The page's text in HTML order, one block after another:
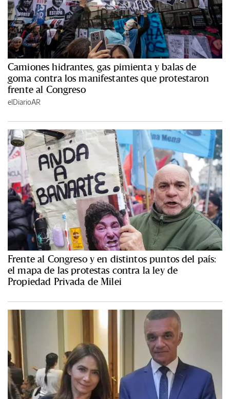
Camiones hidrantes, gas pimienta y balas de
goma contra los manifestantes que protestaron
frente al Congreso
elDiarioAR
Frente al Congreso y en distintos puntos del país:
el mapa de las protestas contra la ley de
Propiedad Privada de Milei